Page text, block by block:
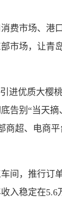
费市场、港
市场，让青
进优质大樱
告别“当天摘
商超、电商
间，推行订
入稳定在5.6